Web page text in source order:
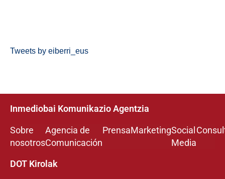
Tweets by eiberri_eus
Inmediobai Komunikazio Agentzia
Sobre
nosotros
Agencia de
Comunicación
PrensaMarketingSocial
Media
DOT Kirolak